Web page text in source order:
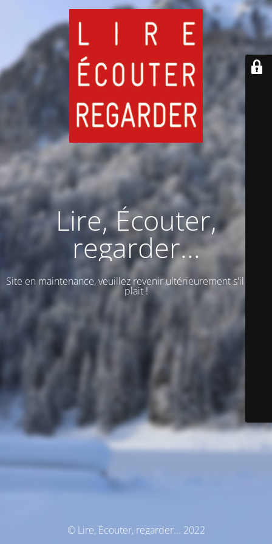
Lire, Écouter,
regarder...
Site en maintenance, veuillez revenir ultérieurement s'il vous
plait !
© Lire, Écouter, regarder... 2022